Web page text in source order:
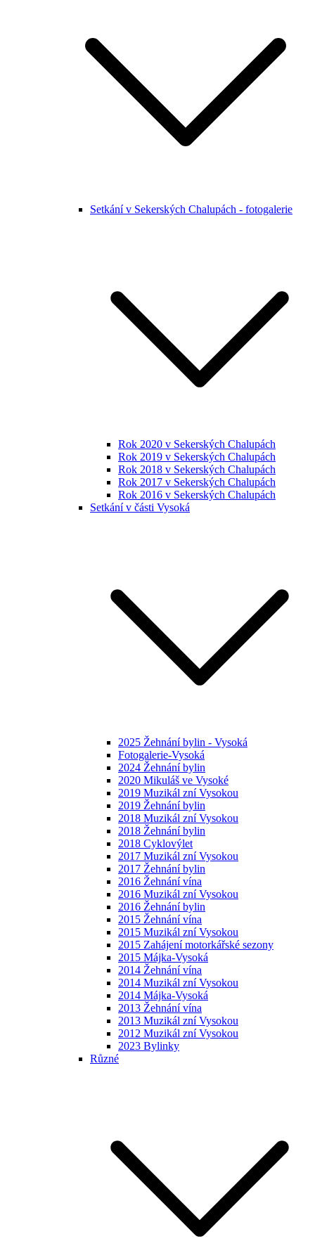
Setkání v Sekerských Chalupách - fotogalerie
Rok 2020 v Sekerských Chalupách
Rok 2019 v Sekerských Chalupách
Rok 2018 v Sekerských Chalupách
Rok 2017 v Sekerských Chalupách
Rok 2016 v Sekerských Chalupách
Setkání v části Vysoká
2025 Žehnání bylin - Vysoká
Fotogalerie-Vysoká
2024 Žehnání bylin
2020 Mikuláš ve Vysoké
2019 Muzikál zní Vysokou
2019 Žehnání bylin
2018 Muzikál zní Vysokou
2018 Žehnání bylin
2018 Cyklovýlet
2017 Muzikál zní Vysokou
2017 Žehnání bylin
2016 Žehnání vína
2016 Muzikál zní Vysokou
2016 Žehnání bylin
2015 Žehnání vína
2015 Muzikál zní Vysokou
2015 Zahájení motorkářské sezony
2015 Májka-Vysoká
2014 Žehnání vína
2014 Muzikál zní Vysokou
2014 Májka-Vysoká
2013 Žehnání vína
2013 Muzikál zní Vysokou
2012 Muzikál zní Vysokou
2023 Bylinky
Různé